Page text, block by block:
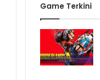
Game Terkini